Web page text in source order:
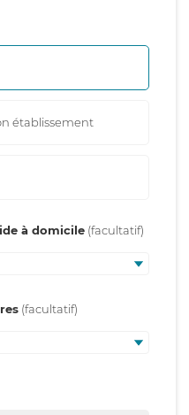
établissement
à domicile